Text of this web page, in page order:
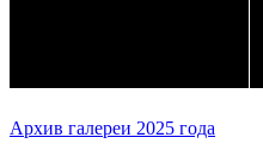
Архив галереи 2025 года